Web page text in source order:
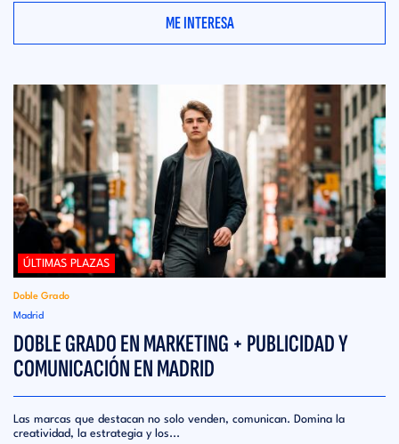
ME INTERESA
ÚLTIMAS PLAZAS
Doble Grado
Madrid
DOBLE GRADO EN MARKETING + PUBLICIDAD Y
COMUNICACIÓN EN MADRID
Las marcas que destacan no solo venden, comunican. Domina la
creatividad, la estrategia y los...